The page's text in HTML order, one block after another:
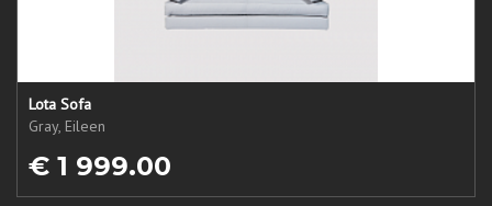
Lota Sofa
Gray, Eileen
€ 1 999.00